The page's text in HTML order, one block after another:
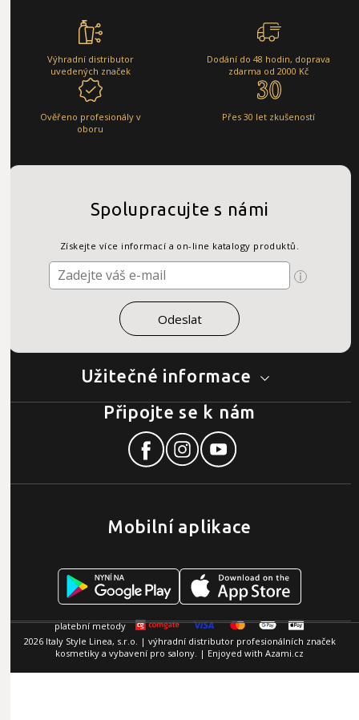
Výhradní distributor
uvedených značek
Dodání do 48 hodin, doprava
zdarma od 2000 Kč
Ověřeno profesionály v
oboru
Přes 30 let zkušeností
Užitečné informace
Spolupracujte s námi
Získejte více informací a on-line katalogy produktů.
Mobilní aplikace
Připojte se k nám
2026 Italy Style Linea, s.r.o. | výhradní distributor profesionálních značek
kosmetiky a vybavení pro salony. | Enjoyed with Azami.cz